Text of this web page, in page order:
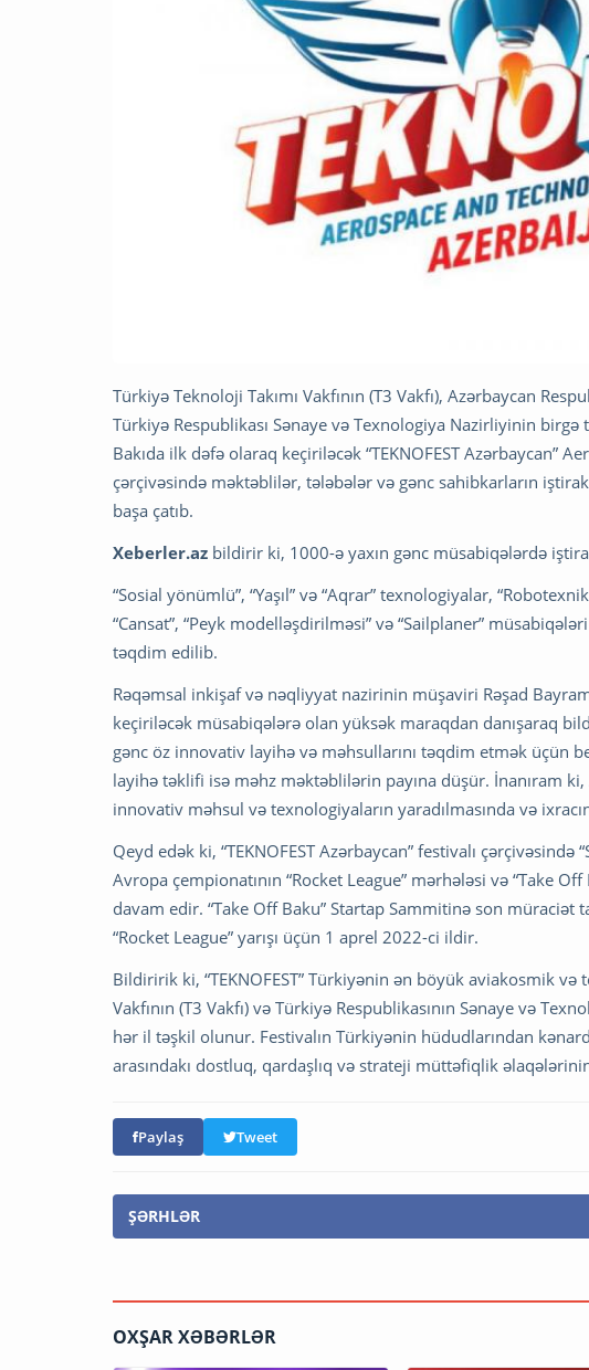
Türkiyə Teknoloji Takımı Vakfının (T3 Vakfı), Azərbaycan
Türkiyə Respublikası Sənaye və Texnologiya Nazirliyinin
Bakıda ilk dəfə olaraq keçiriləcək “TEKNOFEST Azərbaycan”
çərçivəsində məktəblilər, tələbələr və gənc sahibkarların
başa çatıb.
Xeberler.az bildirir ki, 1000-ə yaxın gənc müsabiqələrdə
“Sosial yönümlü”, “Yaşıl” və “Aqrar” texnologiyalar,
“Cansat”, “Peyk modelləşdirilməsi” və “Sailplaner”
təqdim edilib.
Rəqəmsal inkişaf və nəqliyyat nazirinin müşaviri Rəşad
keçiriləcək müsabiqələrə olan yüksək maraqdan danışaraq
gənc öz innovativ layihə və məhsullarını təqdim etmək üçün
layihə təklifi isə məhz məktəblilərin payına düşür. İnanıram
innovativ məhsul və texnologiyaların yaradılmasında və
Qeyd edək ki, “TEKNOFEST Azərbaycan” festivalı
Avropa çempionatının “Rocket League” mərhələsi və “Take
davam edir. “Take Off Baku” Startap Sammitinə son müraciət
“Rocket League” yarışı üçün 1 aprel 2022-ci ildir.
Bildiririk ki, “TEKNOFEST” Türkiyənin ən böyük aviakosmik və
Vakfının (T3 Vakfı) və Türkiyə Respublikasının Sənaye və
hər il təşkil olunur. Festivalın Türkiyənin hüdudlarından
arasındakı dostluq, qardaşlıq və strateji müttəfiqlik
Paylaş Tweet
ŞƏRHLƏR
OXŞAR XƏBƏRLƏR